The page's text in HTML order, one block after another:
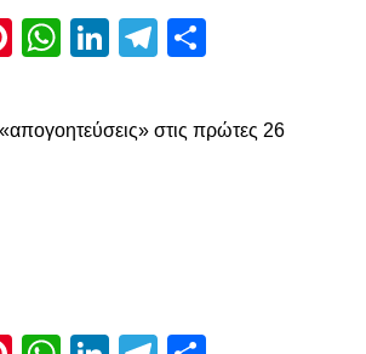
Pinterest
WhatsApp
LinkedIn
Telegram
στις πρώτες 26